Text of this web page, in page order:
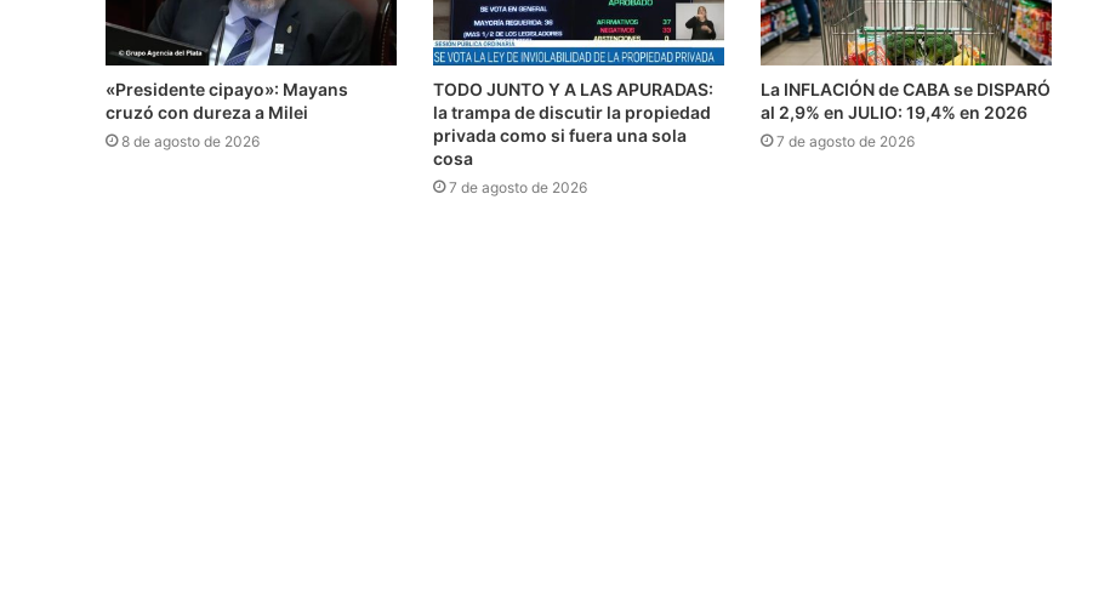
«Presidente cipayo»: Mayans
cruzó con dureza a Milei
8 de agosto de 2026
TODO JUNTO Y A LAS APURADAS:
la trampa de discutir la propiedad
privada como si fuera una sola
cosa
7 de agosto de 2026
La INFLACIÓN de CABA se DISPARÓ
al 2,9% en JULIO: 19,4% en 2026
7 de agosto de 2026